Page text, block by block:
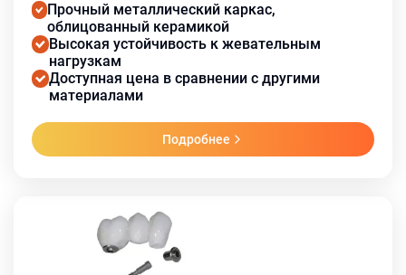
Прочный металлический каркас,
облицованный керамикой
Высокая устойчивость к жевательным
нагрузкам
Доступная цена в сравнении с другими
материалами
Подробнее